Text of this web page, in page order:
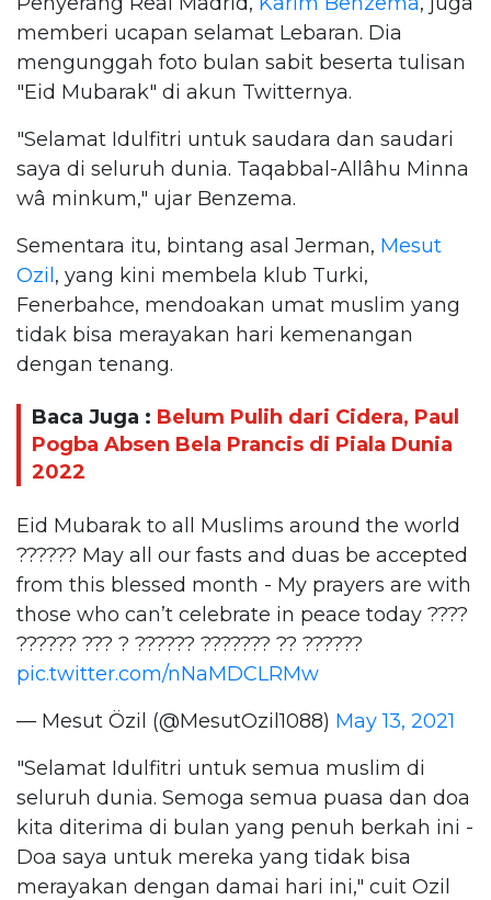
memberi ucapan selamat Lebaran. Dia
mengunggah foto bulan sabit beserta tulisan
"Eid Mubarak" di akun Twitternya.
"Selamat Idulfitri untuk saudara dan saudari
saya di seluruh dunia. Taqabbal-Allâhu Minna
wâ minkum," ujar Benzema.
Sementara itu, bintang asal Jerman, Mesut
Ozil , yang kini membela klub Turki,
Fenerbahce, mendoakan umat muslim yang
tidak bisa merayakan hari kemenangan
dengan tenang.
Baca Juga : Belum Pulih dari Cidera, Paul
Pogba Absen Bela Prancis di Piala Dunia
2022
Eid Mubarak to all Muslims around the world
?????? May all our fasts and duas be accepted
from this blessed month - My prayers are with
those who can’t celebrate in peace today ????
?????? ??? ? ?????? ??????? ?? ??????
pic.twitter.com/nNaMDCLRMw
— Mesut Özil (@MesutOzil1088) May 13, 2021
"Selamat Idulfitri untuk semua muslim di
seluruh dunia. Semoga semua puasa dan doa
kita diterima di bulan yang penuh berkah ini -
Doa saya untuk mereka yang tidak bisa
merayakan dengan damai hari ini," cuit Ozil